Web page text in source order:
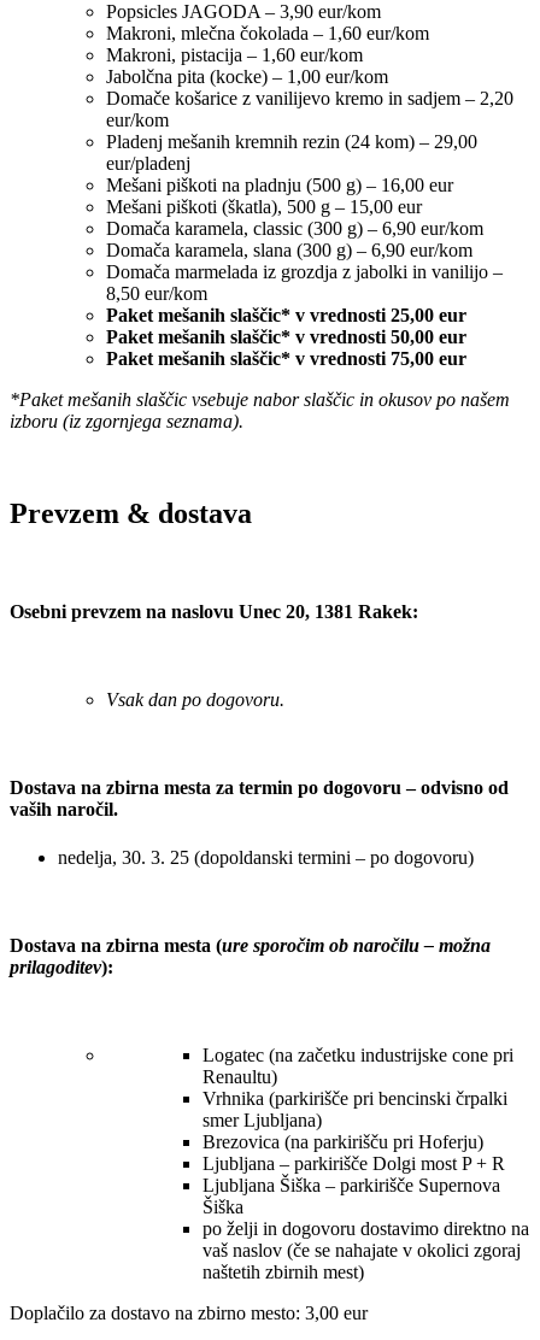
Popsicles JAGODA – 3,90 eur/kom
Makroni, mlečna čokolada – 1,60 eur/kom
Makroni, pistacija – 1,60 eur/kom
Jabolčna pita (kocke) – 1,00 eur/kom
Domače košarice z vanilijevo kremo in sadjem – 2,20
eur/kom
Pladenj mešanih kremnih rezin (24 kom) – 29,00
eur/pladenj
Mešani piškoti na pladnju (500 g) – 16,00 eur
Mešani piškoti (škatla), 500 g – 15,00 eur
Domača karamela, classic (300 g) – 6,90 eur/kom
Domača karamela, slana (300 g) – 6,90 eur/kom
Domača marmelada iz grozdja z jabolki in vanilijo –
8,50 eur/kom
Paket mešanih slaščic* v vrednosti 25,00 eur
Paket mešanih slaščic* v vrednosti 50,00 eur
Paket mešanih slaščic* v vrednosti 75,00 eur
*Paket mešanih slaščic vsebuje nabor slaščic in okusov po našem
izboru (iz zgornjega seznama).
Prevzem & dostava
Osebni prevzem na naslovu Unec 20, 1381 Rakek:
Vsak dan po dogovoru.
Dostava na zbirna mesta za termin po dogovoru – odvisno od
vaših naročil.
nedelja, 30. 3. 25 (dopoldanski termini – po dogovoru)
Dostava na zbirna mesta (ure sporočim ob naročilu – možna
prilagoditev):
Logatec (na začetku industrijske cone pri
Renaultu)
Vrhnika (parkirišče pri bencinski črpalki
smer Ljubljana)
Brezovica (na parkirišču pri Hoferju)
Ljubljana – parkirišče Dolgi most P + R
Ljubljana Šiška – parkirišče Supernova
Šiška
po želji in dogovoru dostavimo direktno na
vaš naslov (če se nahajate v okolici zgoraj
naštetih zbirnih mest)
Doplačilo za dostavo na zbirno mesto: 3,00 eur